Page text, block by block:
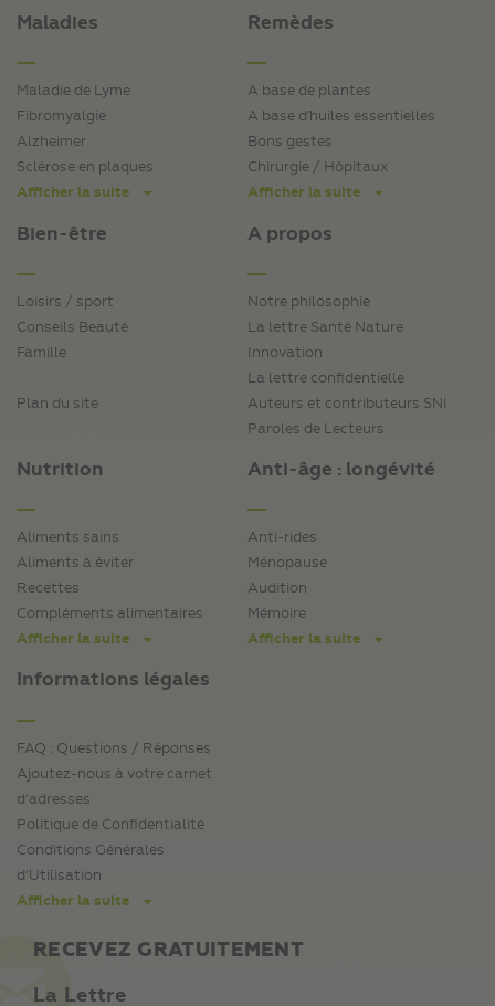
Maladies
Maladie de Lyme
Fibromyalgie
Alzheimer
Sclérose en plaques
Afficher la suite
Bien-être
Loisirs / sport
Conseils Beauté
Famille
Plan du site
Remèdes
A base de plantes
A base d'huiles essentielles
Bons gestes
Chirurgie / Hôpitaux
Afficher la suite
A propos
Notre philosophie
La lettre Santé Nature
Innovation
La lettre confidentielle
Auteurs et contributeurs SNI
Paroles de Lecteurs
Nutrition
Aliments sains
Aliments à éviter
Recettes
Compléments alimentaires
Afficher la suite
Informations légales
FAQ : Questions / Réponses
Ajoutez-nous à votre carnet
d’adresses
Politique de Confidentialité
Conditions Générales
d’Utilisation
Afficher la suite
Anti-âge : longévité
Anti-rides
Ménopause
Audition
Mémoire
Afficher la suite
RECEVEZ GRATUITEMENT
La Lettre